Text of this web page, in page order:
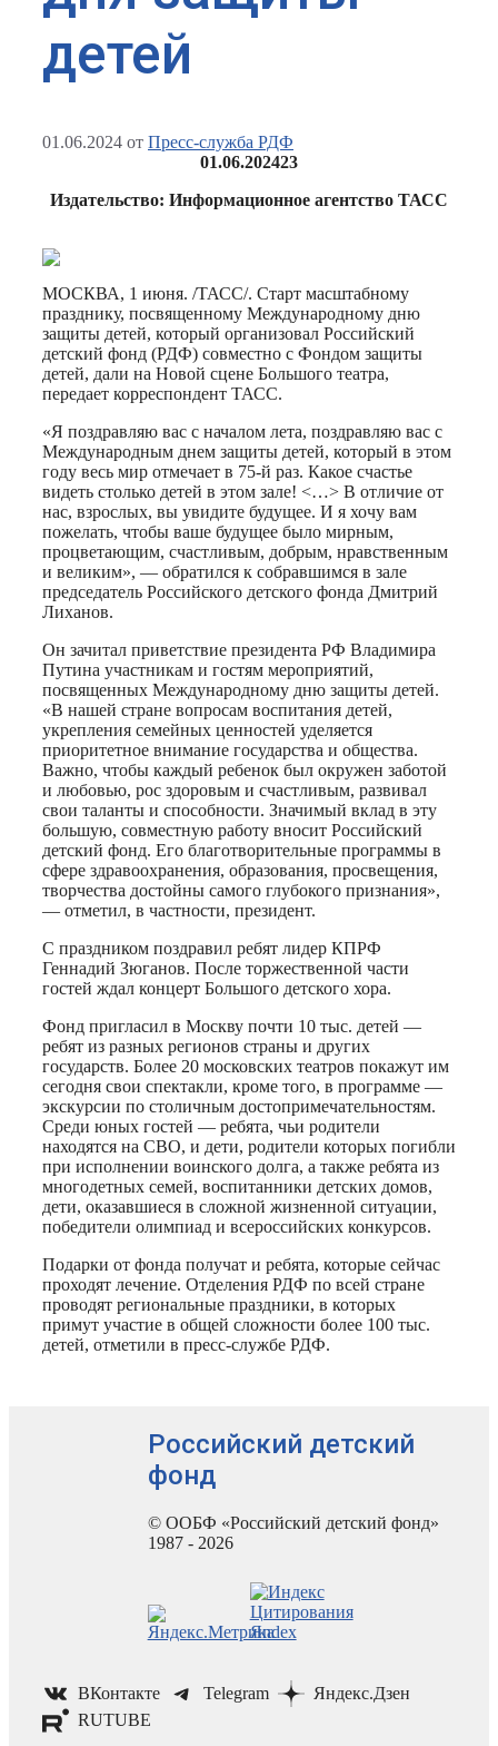
детей
01.06.2024 от Пресс-служба РДФ
01.06.202423
Издательство: Информационное агентство ТАСС
МОСКВА, 1 июня. /ТАСС/. Старт масштабному
празднику, посвященному Международному дню
защиты детей, который организовал Российский
детский фонд (РДФ) совместно с Фондом защиты
детей, дали на Новой сцене Большого театра,
передает корреспондент ТАСС.
«Я поздравляю вас с началом лета, поздравляю вас с
Международным днем защиты детей, который в этом
году весь мир отмечает в 75-й раз. Какое счастье
видеть столько детей в этом зале! <…> В отличие от
нас, взрослых, вы увидите будущее. И я хочу вам
пожелать, чтобы ваше будущее было мирным,
процветающим, счастливым, добрым, нравственным
и великим», — обратился к собравшимся в зале
председатель Российского детского фонда Дмитрий
Лиханов.
Он зачитал приветствие президента РФ Владимира
Путина участникам и гостям мероприятий,
посвященных Международному дню защиты детей.
«В нашей стране вопросам воспитания детей,
укрепления семейных ценностей уделяется
приоритетное внимание государства и общества.
Важно, чтобы каждый ребенок был окружен заботой
и любовью, рос здоровым и счастливым, развивал
свои таланты и способности. Значимый вклад в эту
большую, совместную работу вносит Российский
детский фонд. Его благотворительные программы в
сфере здравоохранения, образования, просвещения,
творчества достойны самого глубокого признания»,
— отметил, в частности, президент.
С праздником поздравил ребят лидер КПРФ
Геннадий Зюганов. После торжественной части
гостей ждал концерт Большого детского хора.
Фонд пригласил в Москву почти 10 тыс. детей —
ребят из разных регионов страны и других
государств. Более 20 московских театров покажут им
сегодня свои спектакли, кроме того, в программе —
экскурсии по столичным достопримечательностям.
Среди юных гостей — ребята, чьи родители
находятся на СВО, и дети, родители которых погибли
при исполнении воинского долга, а также ребята из
многодетных семей, воспитанники детских домов,
дети, оказавшиеся в сложной жизненной ситуации,
победители олимпиад и всероссийских конкурсов.
Подарки от фонда получат и ребята, которые сейчас
проходят лечение. Отделения РДФ по всей стране
проводят региональные праздники, в которых
примут участие в общей сложности более 100 тыс.
детей, отметили в пресс-службе РДФ.
Российский детский
фонд
© ООБФ «Российский детский фонд»
1987 - 2026
ВКонтакте Telegram
Яндекс.Дзен
RUTUBE